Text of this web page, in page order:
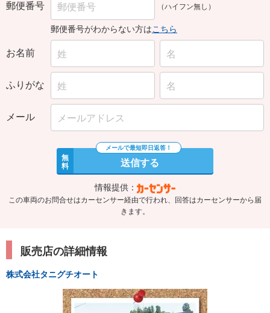
郵便番号 （ハイフン無し）
郵便番号がわからない方はこちら
お名前
ふりがな
メール
無
料 送信する
情報提供：
この車両のお問合せはカーセンサー経由で行われ、回答はカーセンサーから届
きます。
販売店の詳細情報
株式会社タニグチオート